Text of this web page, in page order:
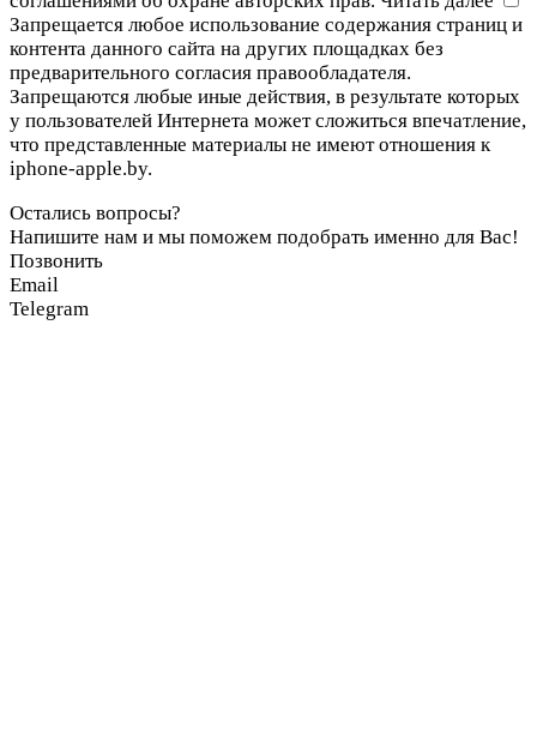
Запрещается любое использование содержания страниц и
контента данного сайта на других площадках без
предварительного согласия правообладателя.
Запрещаются любые иные действия, в результате которых
у пользователей Интернета может сложиться впечатление,
что представленные материалы не имеют отношения к
iphone-apple.by.
Остались вопросы?
Напишите нам и мы поможем подобрать именно для Вас!
Позвонить
Email
Telegram